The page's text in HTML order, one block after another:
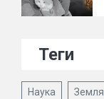
Теги
Наука Земля